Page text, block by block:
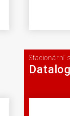
Stacionární